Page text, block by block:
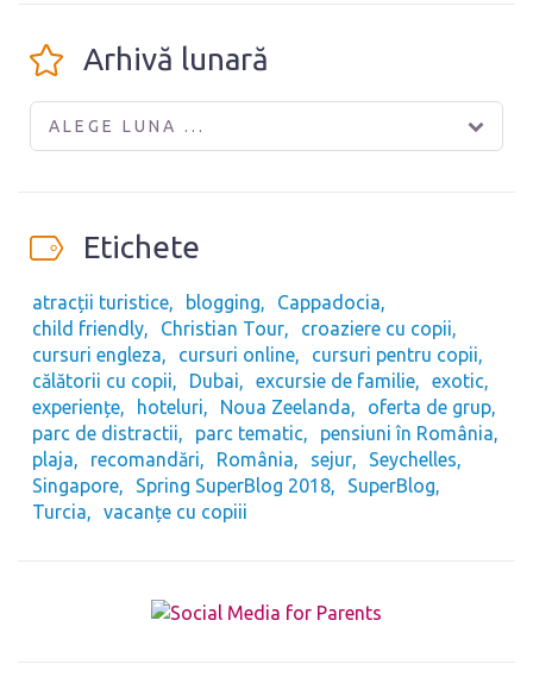
Arhivă lunară
ALEGE LUNA ...
Etichete
atracții turistice blogging
Cappadocia
child friendly
Christian Tour
croaziere cu copii
cursuri engleza
cursuri online
cursuri pentru copii
călătorii cu copii
Dubai excursie de familie
exotic
experiențe
hoteluri Noua Zeelanda
oferta de grup
parc de distractii
parc tematic
pensiuni în România
plaja
recomandări România sejur
Seychelles
Singapore
Spring SuperBlog 2018
SuperBlog
Turcia
vacanțe cu copiii